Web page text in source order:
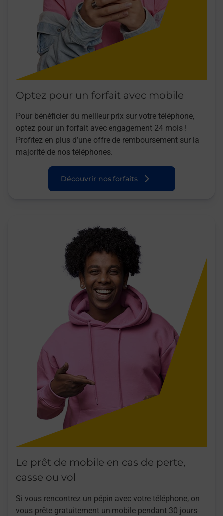
Optez pour un forfait avec mobile
Pour bénéficier du meilleur prix sur votre téléphone,
optez pour un forfait avec engagement 24 mois !
Profitez en plus d’une offre de remboursement sur la
majorité de nos téléphones.
Découvrir nos forfaits
Le prêt de mobile en cas de perte,
casse ou vol
Si vous rencontrez un pépin avec votre téléphone, on
vous prête gratuitement un mobile pendant 30 jours